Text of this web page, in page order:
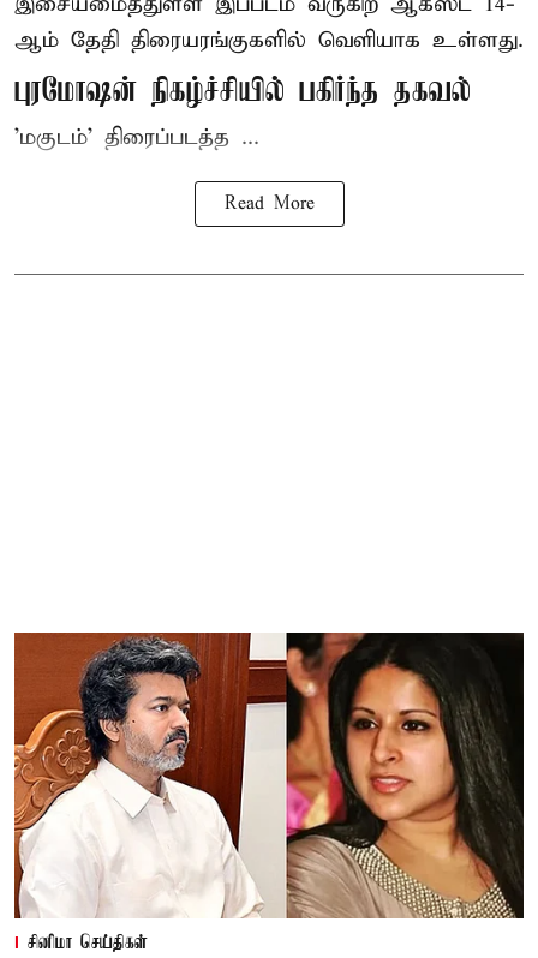
ஆம் தேதி திரையரங்குகளில் வெளியாக உள்ளது.
புரமோஷன் நிகழ்ச்சியில் பகிர்ந்த தகவல்
'மகுடம்' திரைப்படத்த ...
Read More
சினிமா செய்திகள்